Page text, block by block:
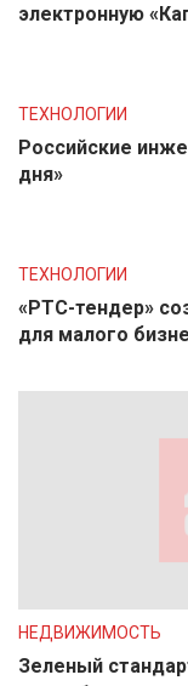
электронную
ТЕХНОЛОГИИ
Российские
дня»
ТЕХНОЛОГИИ
«РТС-тендер»
для малого
НЕДВИЖИМОСТЬ
Зеленый